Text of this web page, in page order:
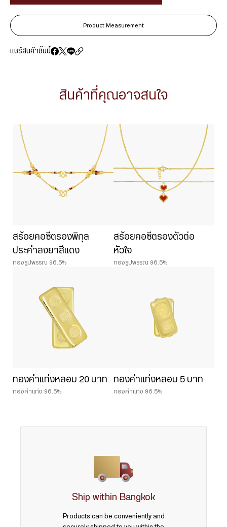
Product Measurement
แชร์สินค้าชิ้นนี้
สินค้าที่คุณอาจสนใจ
สร้อยคอซีตรองพิกุล
ประคำลงยาสีแดง
ทองรูปพรรณ 96.5%
สร้อยคอซีตรองตัวต่อ
หัวใจ
ทองรูปพรรณ 96.5%
ทองคำแท่งหลอม 20 บาท
ทองคำแท่ง 96.5%
ทองคำแท่งหลอม 5 บาท
ทองคำแท่ง 96.5%
Ship within Bangkok
Products can be conveniently and